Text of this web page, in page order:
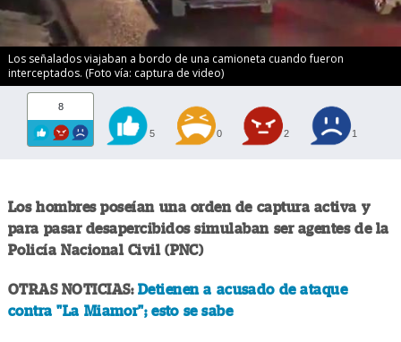
Los señalados viajaban a bordo de una camioneta cuando fueron
interceptados. (Foto vía: captura de video)
8
5 0 2 1
Los hombres poseían una orden de captura activa y
para pasar desapercibidos simulaban ser agentes de la
Policía Nacional Civil (PNC)
OTRAS NOTICIAS: Detienen a acusado de ataque
contra "La Miamor"; esto se sabe